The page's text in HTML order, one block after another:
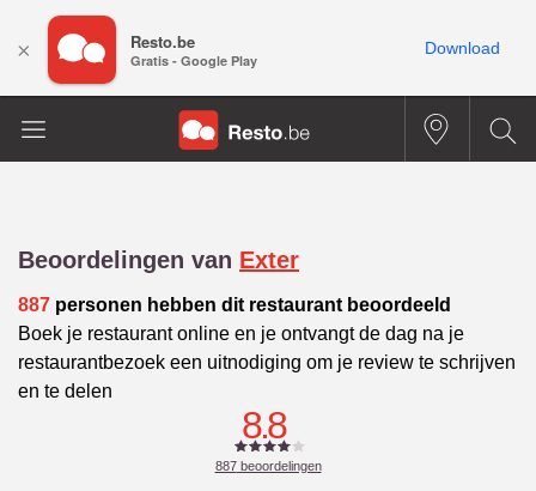
Beoordelingen van Exter
887 personen hebben dit restaurant beoordeeld
Boek je restaurant online en je ontvangt de dag na je
restaurantbezoek een uitnodiging om je review te schrijven
en te delen
8.8
887beoordelingen
× Resto.be
Gratis - Google Play
Download